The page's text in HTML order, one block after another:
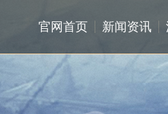
官网首页 新闻资讯